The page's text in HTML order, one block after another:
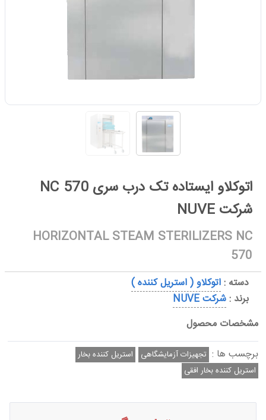
اتوکلاو ایستاده تک درب سری NC 570
شرکت NUVE
HORIZONTAL STEAM STERILIZERS NC
570
دسته :اتوکلاو ( استریل کننده )
برند :شرکت NUVE
مشخصات محصول
برچسب ها : تجهیزات آزمایشگاهی
استریل کننده بخار
استریل کننده بخار افقی